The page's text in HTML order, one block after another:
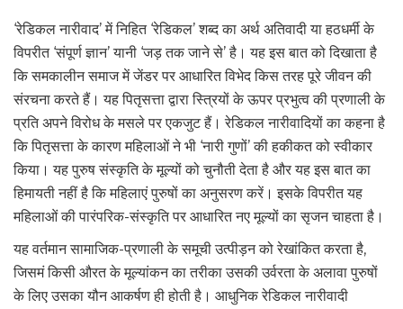
‘रेडिकल नारीवाद’ में निहित ‘रेडिकल’ शब्द का अर्थ अतिवादी या हठधर्मी के
विपरीत ‘संपूर्ण ज्ञान’ यानी ‘जड़ तक जाने से’ है। यह इस बात को दिखाता है
कि समकालीन समाज में जेंडर पर आधारित विभेद किस तरह पूरे जीवन की
संरचना करते हैं। यह पितृसत्ता द्वारा स्त्रियों के ऊपर प्रभुत्व की प्रणाली के
प्रति अपने विरोध के मसले पर एकजुट हैं। रेडिकल नारीवादियों का कहना है
कि पितृसत्ता के कारण महिलाओं ने भी ‘नारी गुणों’ की हकीकत को स्वीकार
किया। यह पुरुष संस्कृति के मूल्यों को चुनौती देता है और यह इस बात का
हिमायती नहीं है कि महिलाएं पुरुषों का अनुसरण करें। इसके विपरीत यह
महिलाओं की पारंपरिक-संस्कृति पर आधारित नए मूल्यों का सृजन चाहता है।
यह वर्तमान सामाजिक-प्रणाली के समूची उत्पीड़न को रेखांकित करता है,
जिसमं किसी औरत के मूल्यांकन का तरीका उसकी उर्वरता के अलावा पुरुषों
के लिए उसका यौन आकर्षण ही होती है। आधुनिक रेडिकल नारीवादी